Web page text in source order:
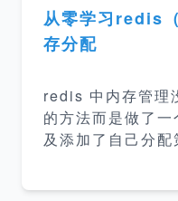
务。所以 Redis
从复制模式 哨兵模式 集
从复制模式解决了
多从，在使用过
么整个 Redis 服
从服务器挂掉那
从零学习redis
存分配
redis 中内存管理
的方法而是做了
及添加了自己分配